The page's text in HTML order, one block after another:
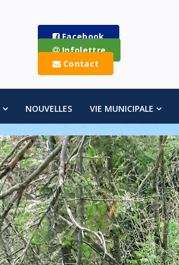
Facebook
Infolettre
Contact
NOUVELLES VIE MUNICIPALE